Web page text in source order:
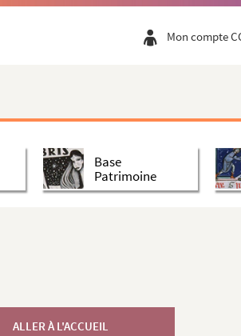
Mon compte
Base
Patrimoine
ALLER À L'ACCUEIL